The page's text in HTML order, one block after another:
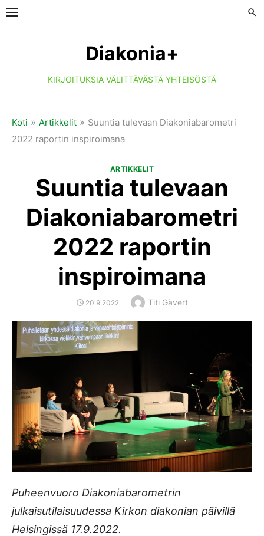
Skip
Diakonia+
KIRJOITUKSIA VÄLITTÄVÄSTÄ YHTEISÖSTÄ
Koti » Artikkelit » Suuntia tulevaan Diakoniabarometri
2022 raportin inspiroimana
ARTIKKELIT
Suuntia tulevaan
Diakoniabarometri
2022 raportin
inspiroimana
POSTED
20.9.2022 Author
Titi Gävert
Puheenvuoro Diakoniabarometrin
julkaisutilaisuudessa Kirkon diakonian päivillä
Helsingissä 17.9.2022.